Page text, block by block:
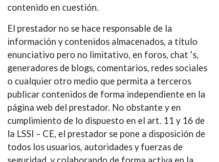
contenido en cuestión.
El prestador no se hace responsable de la
información y contenidos almacenados, a título
enunciativo pero no limitativo, en foros, chat ‘s,
generadores de blogs, comentarios, redes sociales
o cualquier otro medio que permita a terceros
publicar contenidos de forma independiente en la
página web del prestador. No obstante y en
cumplimiento de lo dispuesto en el art. 11 y 16 de
la LSSI – CE, el prestador se pone a disposición de
todos los usuarios, autoridades y fuerzas de